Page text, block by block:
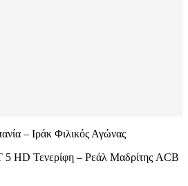
– Ιράκ Φιλικός Αγώνας
HD Τενερίφη – Ρεάλ Μαδρίτης ACB